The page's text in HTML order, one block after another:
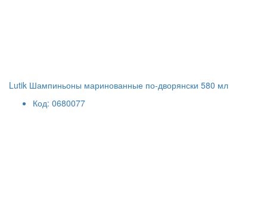
Lutik Шампиньоны маринованные по-дворянски 580 мл
Код: 0680077